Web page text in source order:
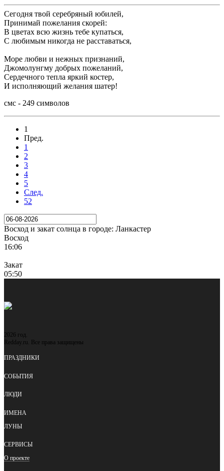
Сегодня твой серебряный юбилей,
Принимай пожелания скорей:
В цветах всю жизнь тебе купаться,
С любимым никогда не расставаться,
Море любви и нежных признаний,
Джомолунгму добрых пожеланий,
Сердечного тепла яркий костер,
И исполняющий желания шатер!
смс - 249 символов
1
Пред.
1
2
3
4
5
След.
52
Восход и закат солнца в городе: Ланкастер
Восход
16:06
Закат
05:50
2026 год.
Redday.ru. Все права защищены
ПРАЗДНИКИ
СОБЫТИЯ
ЛЮДИ
ИМЕНА
ЛУНЫ
СЕРВИСЫ
О проекте